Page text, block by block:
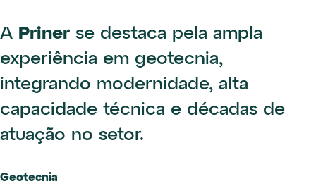
A Priner se destaca pela ampla
experiência em geotecnia,
integrando modernidade, alta
capacidade técnica e décadas de
atuação no setor.
Geotecnia